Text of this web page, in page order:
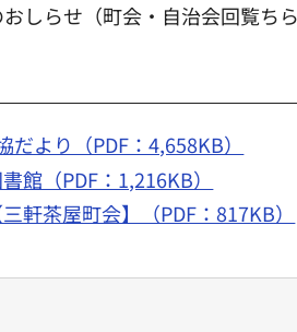
しらせ（町会・自治会回覧ち
より（PDF：4,658KB）
館（PDF：1,216KB）
軒茶屋町会】（PDF：817KB）